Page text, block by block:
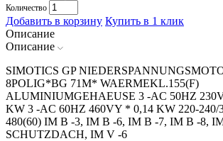
Количество
Добавить в корзину Купить в 1 клик
Описание
Описание
SIMOTICS GP
8POLIG*BG 71M* WAERMEKL.155(F)
ALUMINIUMGEHAEUSE 3 -AC 50HZ
KW 3 -AC 60HZ 460VY * 0,14 KW 220-240/
480(60) IM B -3, IM B -6, IM B -7, IM B -8,
SCHUTZDACH, IM V -6